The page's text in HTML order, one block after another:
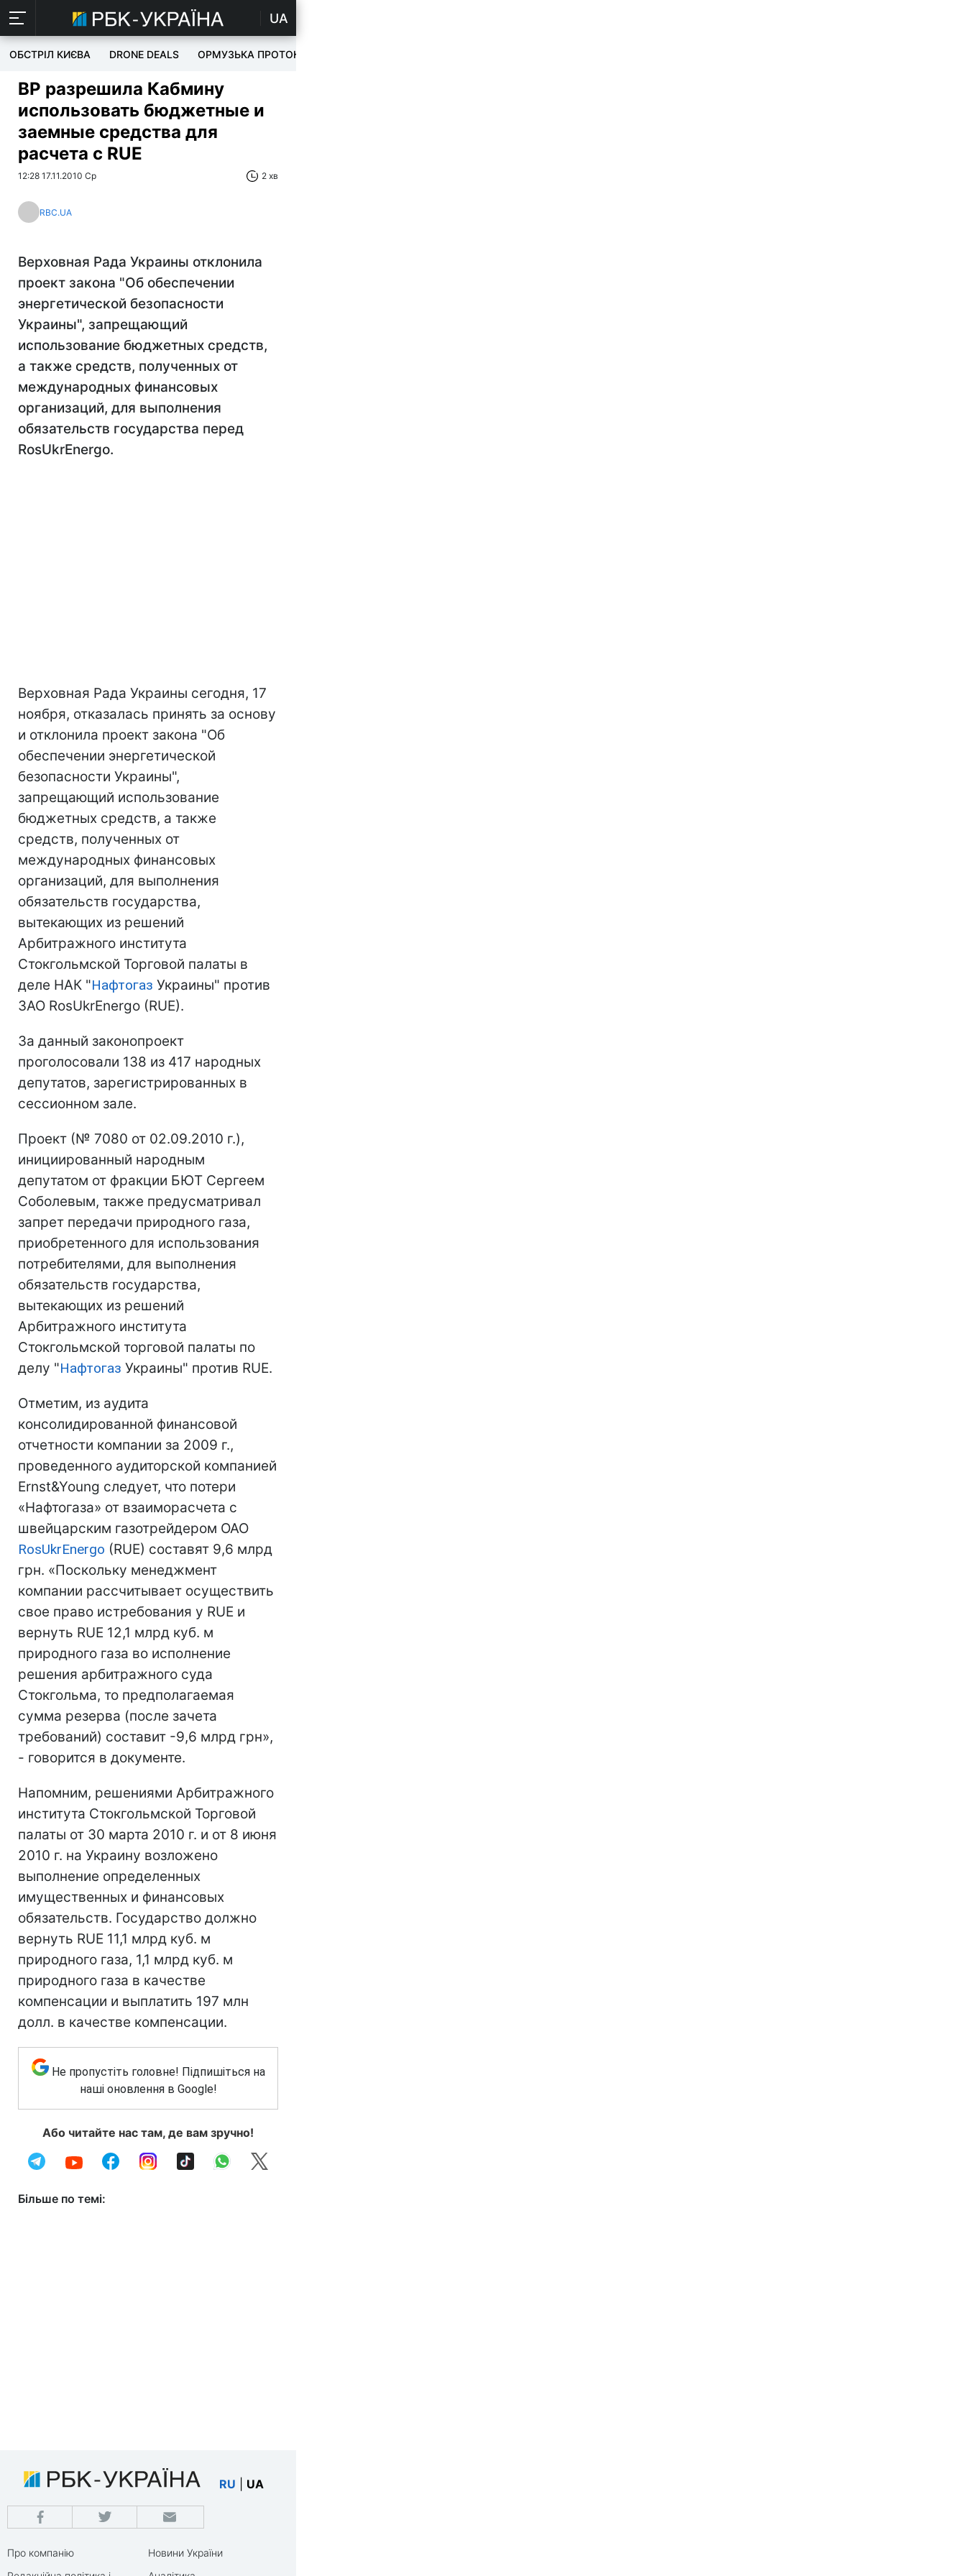
UA
ОБСТРІЛ КИЄВА DRONE DEALS ОРМУЗЬКА ПРОТОКА
ВР разрешила Кабмину
использовать бюджетные и
заемные средства для
расчета с RUE
12:28 17.11.2010 Ср 2 хв
RBC.UA
Верховная Рада Украины отклонила
проект закона "Об обеспечении
энергетической безопасности
Украины", запрещающий
использование бюджетных средств,
а также средств, полученных от
международных финансовых
организаций, для выполнения
обязательств государства перед
RоsUkrEnergo.
Верховная Рада Украины сегодня, 17
ноября, отказалась принять за основу
и отклонила проект закона "Об
обеспечении энергетической
безопасности Украины",
запрещающий использование
бюджетных средств, а также
средств, полученных от
международных финансовых
организаций, для выполнения
обязательств государства,
вытекающих из решений
Арбитражного института
Стокгольмской Торговой палаты в
деле НАК "Нафтогаз Украины" против
ЗАО RоsUkrEnergo (RUE).
За данный законопроект
проголосовали 138 из 417 народных
депутатов, зарегистрированных в
сессионном зале.
Проект (№ 7080 от 02.09.2010 г.),
инициированный народным
депутатом от фракции БЮТ Сергеем
Соболевым, также предусматривал
запрет передачи природного газа,
приобретенного для использования
потребителями, для выполнения
обязательств государства,
вытекающих из решений
Арбитражного института
Стокгольмской торговой палаты по
делу "Нафтогаз Украины" против RUE.
Отметим, из аудита
консолидированной финансовой
отчетности компании за 2009 г.,
проведенного аудиторской компанией
Ernst&Young следует, что потери
«Нафтогаза» от взаиморасчета с
швейцарским газотрейдером ОАО
RosUkrEnergo (RUE) составят 9,6 млрд
грн. «Поскольку менеджмент
компании рассчитывает осуществить
свое право истребования у RUE и
вернуть RUE 12,1 млрд куб. м
природного газа во исполнение
решения арбитражного суда
Стокгольма, то предполагаемая
сумма резерва (после зачета
требований) составит -9,6 млрд грн»,
- говорится в документе.
Напомним, решениями Арбитражного
института Стокгольмской Торговой
палаты от 30 марта 2010 г. и от 8 июня
2010 г. на Украину возложено
выполнение определенных
имущественных и финансовых
обязательств. Государство должно
вернуть RUE 11,1 млрд куб. м
природного газа, 1,1 млрд куб. м
природного газа в качестве
компенсации и выплатить 197 млн
долл. в качестве компенсации.
Не пропустіть головне! Підпишіться на
наші оновлення в Google!
Або читайте нас там, де вам зручно!
Більше по темі:
RU UA
Про компанію
Новини України